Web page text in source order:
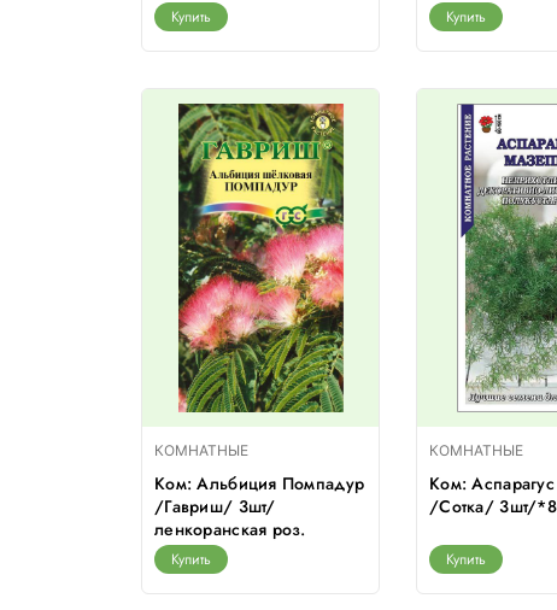
Купить Купить
КОМНАТНЫЕ
Ком: Альбиция Помпадур
/Гавриш/ 3шт/
ленкоранская роз.
Купить
КОМНАТНЫЕ
Ком:
/Сотка/ 3шт/
Купить